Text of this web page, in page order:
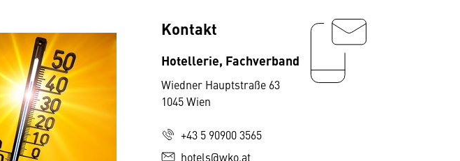
Kontakt
Hotellerie, Fachverband
Wiedner Hauptstraße 63
1045 Wien
+43 5 90900 3565
hotels@wko.at